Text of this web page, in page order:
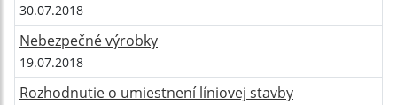
30.07.2018
Nebezpečné výrobky
19.07.2018
Rozhodnutie o umiestnení líniovej stavby